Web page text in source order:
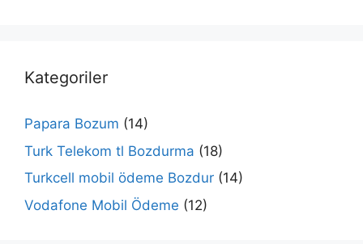
Kategoriler
Papara Bozum (14)
Turk Telekom tl Bozdurma (18)
Turkcell mobil ödeme Bozdur (14)
Vodafone Mobil Ödeme (12)